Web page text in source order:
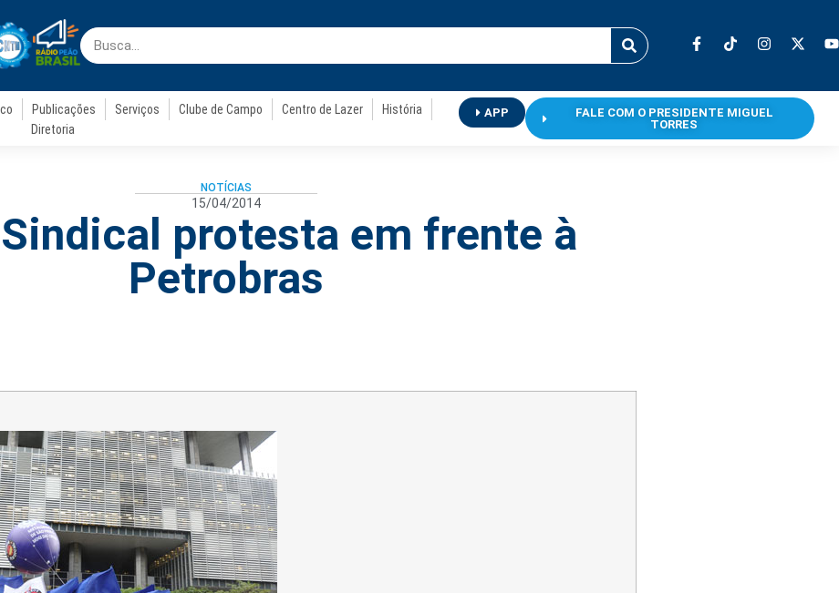
Publicações Serviços Clube de Campo Centro de Lazer
História
Diretoria
APP
FALE COM O PRESIDENTE MIGUEL
TORRES
NOTÍCIAS
15/04/2014
protesta em frente à
Petrobras